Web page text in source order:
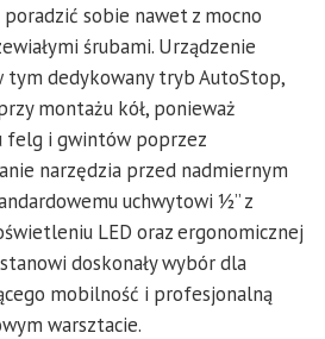
sobie nawet z mocno
śrubami. Urządzenie
tym dedykowany tryb AutoStop,
montażu kół, ponieważ
felg i gwintów poprzez
narzędzia przed nadmiernym
uchwytowi ½” z
LED oraz ergonomicznej
doskonały wybór dla
mobilność i profesjonalną
warsztacie.